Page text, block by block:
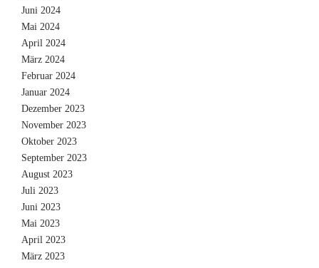
Juni 2024
Mai 2024
April 2024
März 2024
Februar 2024
Januar 2024
Dezember 2023
November 2023
Oktober 2023
September 2023
August 2023
Juli 2023
Juni 2023
Mai 2023
April 2023
März 2023